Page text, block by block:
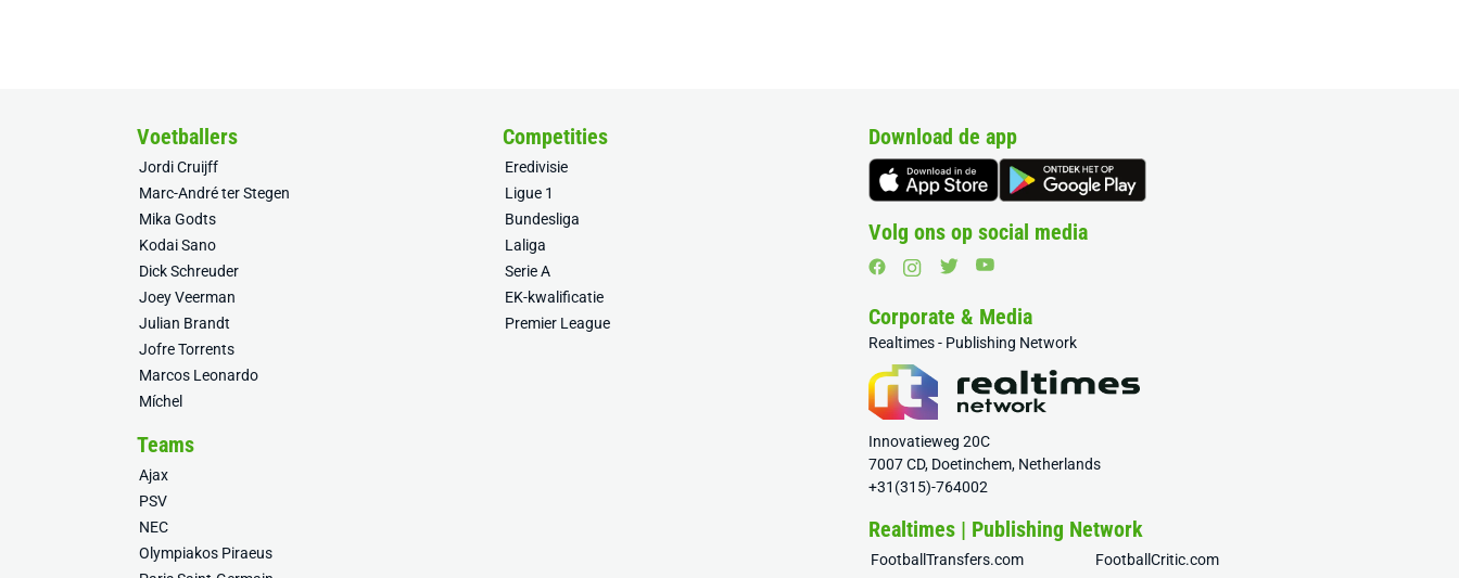
Voetballers
Jordi Cruijff
Marc-André ter Stegen
Mika Godts
Kodai Sano
Dick Schreuder
Joey Veerman
Julian Brandt
Jofre Torrents
Marcos Leonardo
Míchel
Competities
Eredivisie
Ligue 1
Bundesliga
Laliga
Serie A
EK-kwalificatie
Premier League
Teams
Ajax
PSV
NEC
Olympiakos Piraeus
Download de app
Volg ons op social media
Corporate & Media
Realtimes - Publishing Network
Innovatieweg 20C
7007 CD, Doetinchem, Netherlands
+31(315)-764002
Realtimes | Publishing Network
FootballTransfers.com
FootballCritic.com